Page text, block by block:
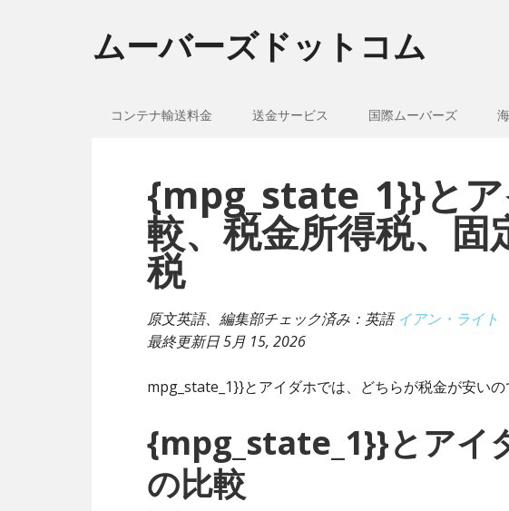
ムーバーズドットコム
コンテナ輸送料金 送金サービス 国際ムーバーズ
{mpg_state_1}}と
較、税金所得税、固
税
原文英語、編集部チェック済み：英語イアン・ライト
最終更新日5月 15, 2026
mpg_state_1}}とアイダホでは、どちらが税金が安いの
{mpg_state_1}}とアイ
の比較